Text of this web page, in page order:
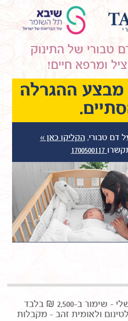
טבורי של התינוק
ומרפא חיים!
מבצע ההגרלה
דם טבורי,הקליקו כאן »
1700500117
ב-2,500 ₪ בלבד
ולאומית זהב - מקבלות